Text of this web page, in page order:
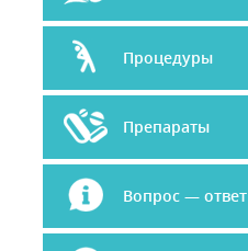
Процедуры
Препараты
Вопрос — ответ